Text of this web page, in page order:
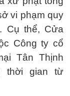
vi phạm quy
Cụ thể, Cửa
Công ty cổ
Tân Thịnh
thời gian từ